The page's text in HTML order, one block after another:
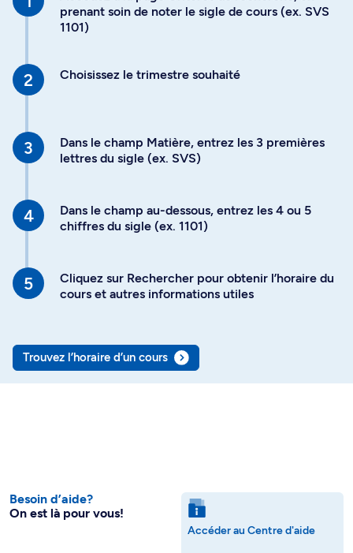
prenant soin de noter le sigle de cours (ex. SVS
1101)
Choisissez le trimestre souhaité
Dans le champ Matière, entrez les 3 premières
lettres du sigle (ex. SVS)
Dans le champ au-dessous, entrez les 4 ou 5
chiffres du sigle (ex. 1101)
Cliquez sur Rechercher pour obtenir l’horaire du
cours et autres informations utiles
Trouvez l’horaire d’un cours
Besoin d’aide?
On est là pour vous!
Accéder au Centre d'aide